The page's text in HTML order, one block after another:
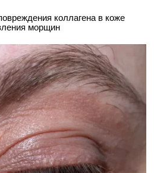
коллагена в коже
морщин